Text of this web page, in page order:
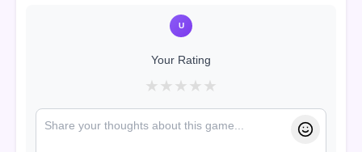
U
Your Rating
★ ★ ★ ★ ★